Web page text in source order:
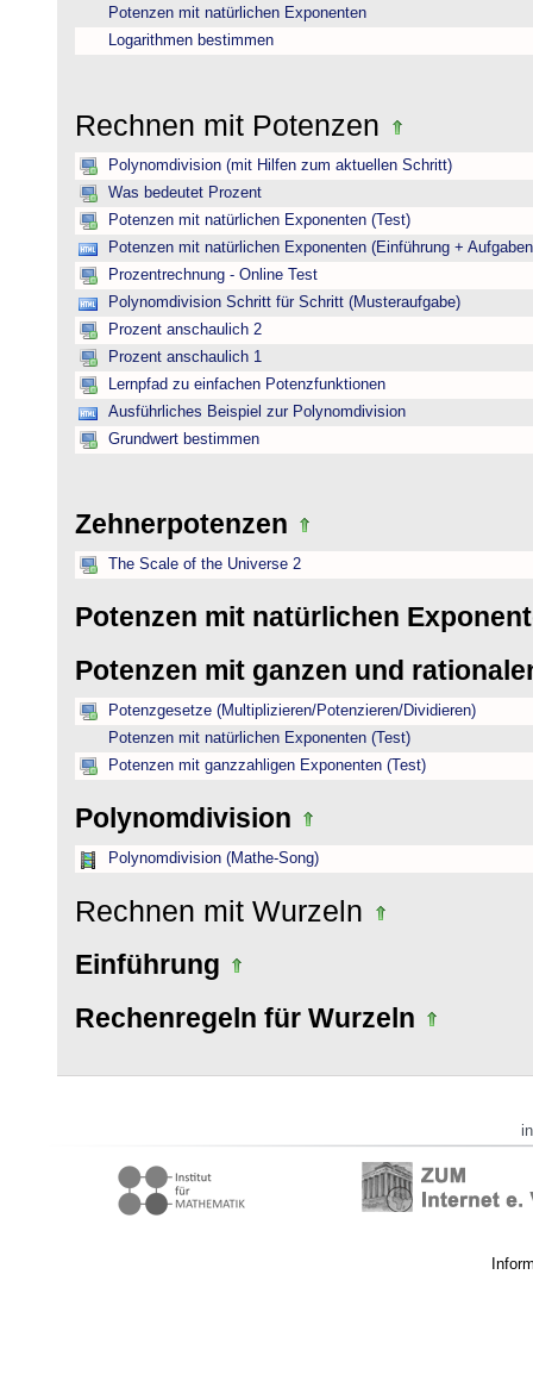
Potenzen mit natürlichen Exponenten
Logarithmen bestimmen
Rechnen mit Potenzen
Polynomdivision (mit Hilfen zum aktuellen Schritt)
Was bedeutet Prozent
Potenzen mit natürlichen Exponenten (Test)
Potenzen mit natürlichen Exponenten (Einführung +
Prozentrechnung - Online Test
Polynomdivision Schritt für Schritt (Musteraufgabe)
Prozent anschaulich 2
Prozent anschaulich 1
Lernpfad zu einfachen Potenzfunktionen
Ausführliches Beispiel zur Polynomdivision
Grundwert bestimmen
Zehnerpotenzen
The Scale of the Universe 2
Potenzen mit natürlichen
Potenzen mit ganzen und
Potenzgesetze (Multiplizieren/Potenzieren/Dividieren)
Potenzen mit natürlichen Exponenten (Test)
Potenzen mit ganzzahligen Exponenten (Test)
Polynomdivision
Polynomdivision (Mathe-Song)
Rechnen mit Wurzeln
Einführung
Rechenregeln für Wurzeln